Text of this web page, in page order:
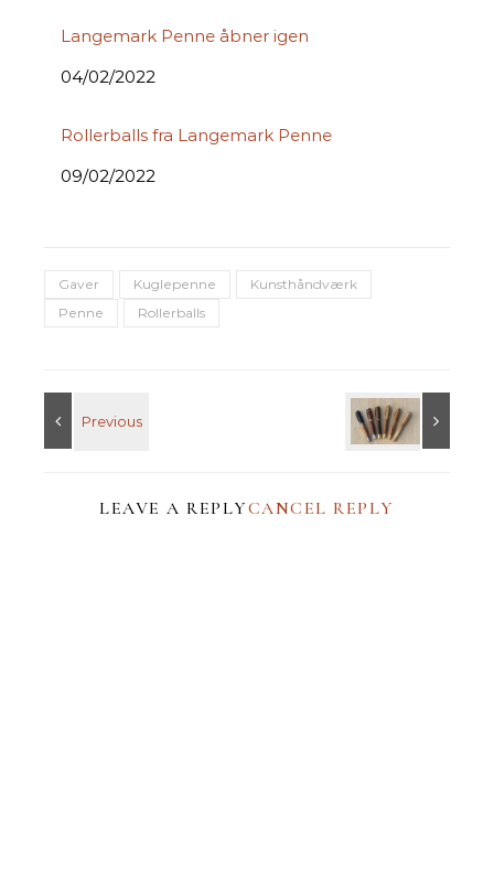
Langemark Penne åbner igen
Date
04/02/2022
Rollerballs fra Langemark Penne
Date
09/02/2022
Gaver Kuglepenne
Kunsthåndværk
Penne
Rollerballs
LEAVE A REPLYCANCEL REPLY